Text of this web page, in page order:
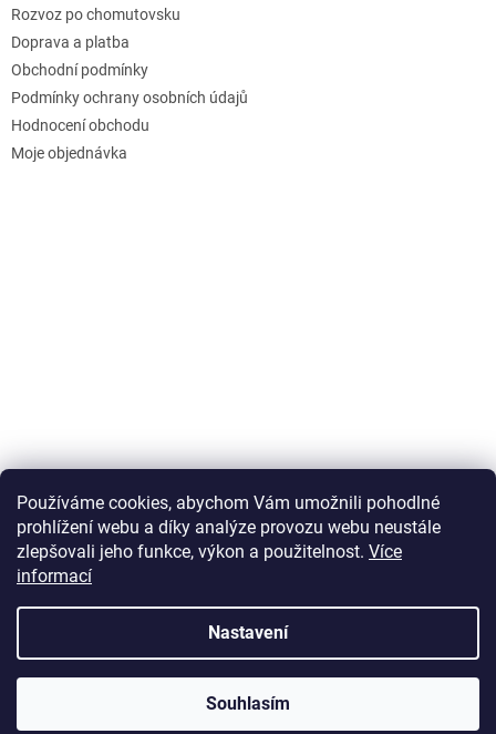
Používáme cookies, abychom Vám umožnili pohodlné
prohlížení webu a díky analýze provozu webu neustále
zlepšovali jeho funkce, výkon a použitelnost. Více
informací
Nastavení
Souhlasím
Rozvoz po chomutovsku
Doprava a platba
Obchodní podmínky
Podmínky ochrany osobních údajů
Hodnocení obchodu
Moje objednávka
Upravit nastavení cookies